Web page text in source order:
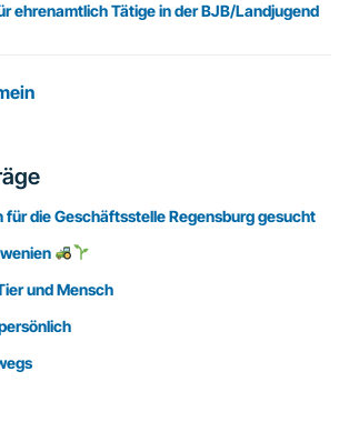
ehrenamtlich Tätige in der BJB/Landjugend
für die Geschäftsstelle Regensburg gesucht
und Mensch